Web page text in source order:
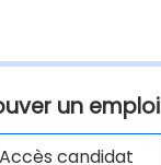
un emploi
Accès candidat